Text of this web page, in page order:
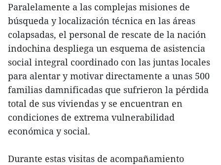
Paralelamente a las complejas misiones de
búsqueda y localización técnica en las áreas
colapsadas, el personal de rescate de la nación
indochina despliega un esquema de asistencia
social integral coordinado con las juntas locales
para alentar y motivar directamente a unas 500
familias damnificadas que sufrieron la pérdida
total de sus viviendas y se encuentran en
condiciones de extrema vulnerabilidad
económica y social.
Durante estas visitas de acompañamiento